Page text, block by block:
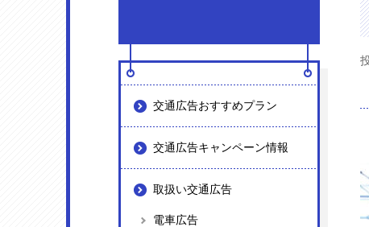
交通広告おすすめプラン
交通広告キャンペーン情報
取扱い交通広告
電車広告